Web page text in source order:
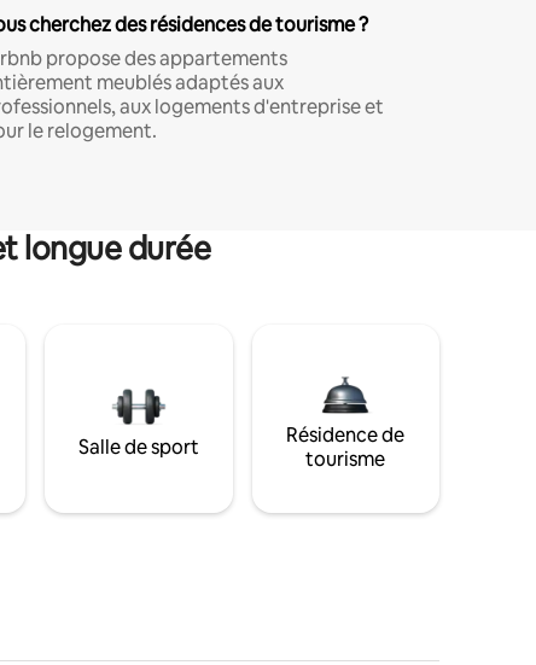
cherchez des résidences de tourisme ?
propose des appartements
meublés adaptés aux
aux logements d'entreprise et
le relogement.
longue durée
Salle de sport
Résidence de
tourisme